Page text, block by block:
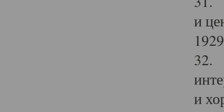
и
32.
и